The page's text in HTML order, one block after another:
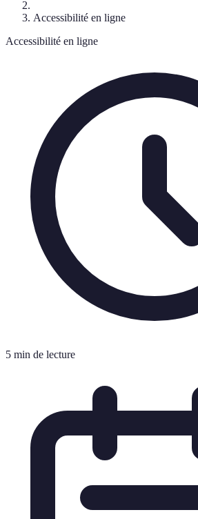
Accessibilité en ligne
Accessibilité en ligne
5 min de lecture